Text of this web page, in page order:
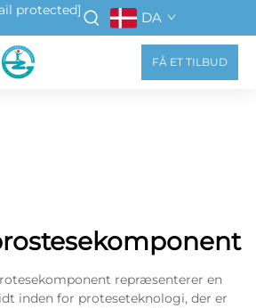
protected] DA
FÅ ET TILBUD
repræsenterer en
inden for proteseteknologi, der er